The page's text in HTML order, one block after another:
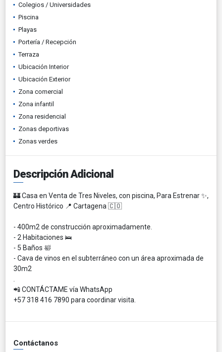
Colegios / Universidades
Piscina
Playas
Portería / Recepción
Terraza
Ubicación Interior
Ubicación Exterior
Zona comercial
Zona infantil
Zona residencial
Zonas deportivas
Zonas verdes
Descripción Adicional
🏰 Casa en Venta de Tres Niveles, con piscina, Para Estrenar ✨,
Centro Histórico 📍 Cartagena 🇨🇴
- 400m2 de construcción aproximadamente.
- 2 Habitaciones 🛌
- 5 Baños 🛀
- Cava de vinos en el subterráneo con un área aproximada de
30m2
📲 CONTÁCTAME vía WhatsApp
+57 318 416 7890 para coordinar visita.
Contáctanos